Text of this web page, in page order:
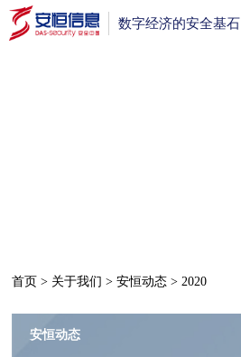
数字经济的安全基石
首页 > 关于我们 >安恒动态 >2020
安恒动态